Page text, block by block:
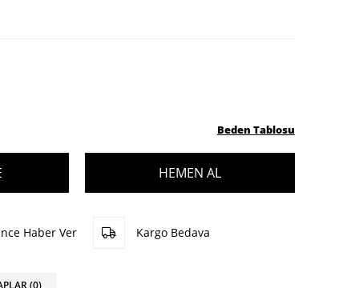
Beden Tablosu
Haber Ver Kargo Bedava